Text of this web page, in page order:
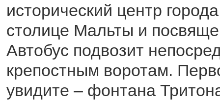
исторический центр
столице Мальты и
Автобус подвозит
крепостным воротам.
увидите – фонтана